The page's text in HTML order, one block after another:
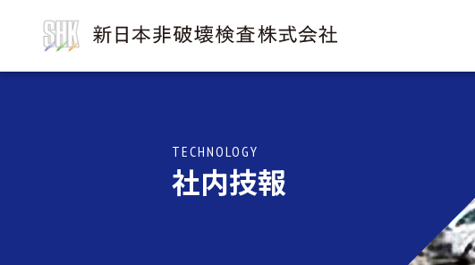
TECHNOLOGY
社内技報